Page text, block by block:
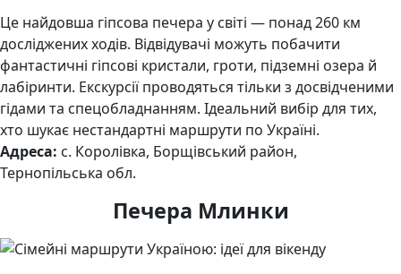
Це найдовша гіпсова печера у світі — понад 260 км
досліджених ходів. Відвідувачі можуть побачити
фантастичні гіпсові кристали, гроти, підземні озера й
лабіринти. Екскурсії проводяться тільки з досвідченими
гідами та спецобладнанням. Ідеальний вибір для тих,
хто шукає нестандартні маршрути по Україні.
Адреса: с. Королівка, Борщівський район,
Тернопільська обл.
Печера Млинки